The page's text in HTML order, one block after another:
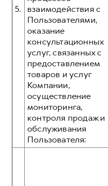
5.
взаимодействия с
Пользователями,
оказание
консультационных
услуг, связанных с
предоставлением
товаров и услуг
Компании,
осуществление
мониторинга,
контроля продаж и
обслуживания
Пользователя: